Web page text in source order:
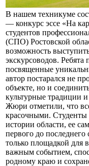
В нашем техникуме
— конкурс эссе «На
студентов
(СПО) Ростовской
возможность
экскурсоводов. Ребята
посвященные
автор постарался не
объекте, но и
культурные традиции
Жюри отметили, что
красочными. Студенты
истории области, ее
первого до последнего
только площадкой для
важным событием,
родному краю и